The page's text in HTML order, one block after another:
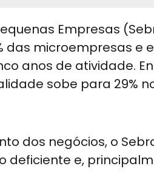
Empresas
das microempresas e
anos de atividade.
sobe para 29%
dos negócios, o
deficiente e,